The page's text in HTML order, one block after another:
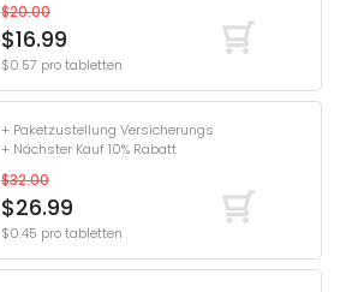
$20.00
$16.99
$0.57 pro tabletten
+ Paketzustellung Versicherungs
+ Nächster Kauf 10% Rabatt
$32.00
$26.99
$0.45 pro tabletten